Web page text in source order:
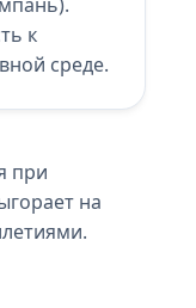
к
среде.
при
на